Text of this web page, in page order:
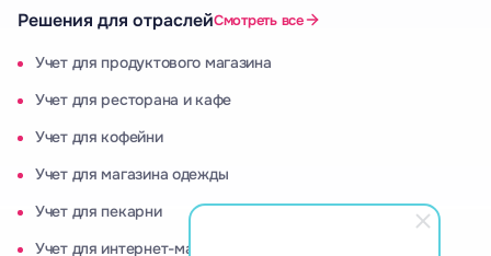
Решения для отраслейСмотреть все
Учет для продуктового магазина
Учет для ресторана и кафе
Учет для кофейни
Учет для магазина одежды
Учет для пекарни
Учет для интернет-магазина